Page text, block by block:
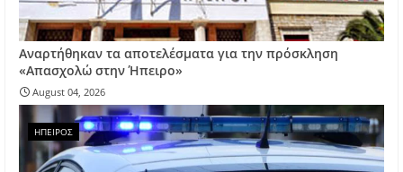
Αναρτήθηκαν τα αποτελέσματα για την πρόσκληση
«Απασχολώ στην Ήπειρο»
August 04, 2026
ΗΠΕΙΡΟΣ